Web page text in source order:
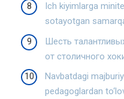
Ich kiyimlarga
sotayotgan
Шесть
от столичного
Navbatdagi
pedagoglardan